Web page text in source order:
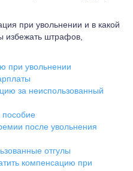
при увольнении и в какой
избежать штрафов,
при увольнении
за неиспользованный
пособие
после увольнения
отгулы
компенсацию при